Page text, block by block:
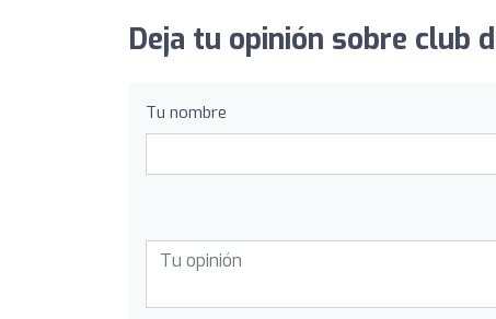
Deja tu opinión sobre club
Tu nombre